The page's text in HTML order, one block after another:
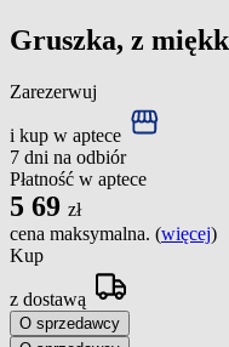
Gruszka, z
Zarezerwuj
i kup w aptece
7 dni na odbiór
Płatność w aptece
5 69 zł
cena maksymalna. (więcej)
Kup
z dostawą
O sprzedawcy